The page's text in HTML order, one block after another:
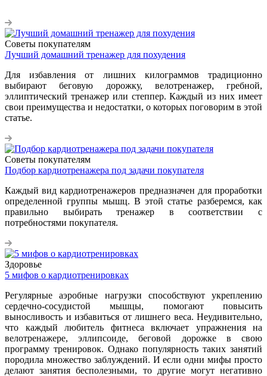
Советы покупателям
Лучший домашний тренажер для похудения
Для избавления от лишних килограммов традиционно
выбирают беговую дорожку, велотренажер, гребной,
эллиптический тренажер или степпер. Каждый из них имеет
свои преимущества и недостатки, о которых поговорим в этой
статье.
Советы покупателям
Подбор кардиотренажера под задачи покупателя
Каждый вид кардиотренажеров предназначен для проработки
определенной группы мышц. В этой статье разберемся, как
правильно выбирать тренажер в соответствии с
потребностями покупателя.
Здоровье
5 мифов о кардиотренировках
Регулярные аэробные нагрузки способствуют укреплению
сердечно-сосудистой мышцы, помогают повысить
выносливость и избавиться от лишнего веса. Неудивительно,
что каждый любитель фитнеса включает упражнения на
велотренажере, эллипсоиде, беговой дорожке в свою
программу тренировок. Однако популярность таких занятий
породила множество заблуждений. И если одни мифы просто
делают занятия бесполезными, то другие могут негативно